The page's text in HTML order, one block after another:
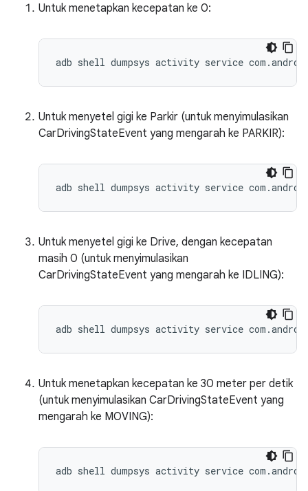
Untuk menetapkan kecepatan ke 0:
adb shell dumpsys activity service
Untuk menyetel gigi ke Parkir (untuk menyimulasikan
CarDrivingStateEvent yang mengarah ke PARKIR):
adb shell dumpsys activity service
Untuk menyetel gigi ke Drive, dengan kecepatan
masih 0 (untuk menyimulasikan
CarDrivingStateEvent yang mengarah ke IDLING):
adb shell dumpsys activity service
Untuk menetapkan kecepatan ke 30 meter per detik
(untuk menyimulasikan CarDrivingStateEvent yang
mengarah ke MOVING):
adb shell dumpsys activity service